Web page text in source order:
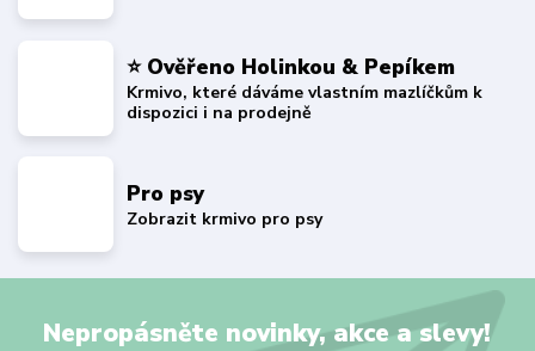
⭐ Ověřeno Holinkou & Pepíkem
Krmivo, které dáváme vlastním mazlíčkům k
dispozici i na prodejně
Pro psy
Zobrazit krmivo pro psy
Nepropásněte novinky, akce a slevy!